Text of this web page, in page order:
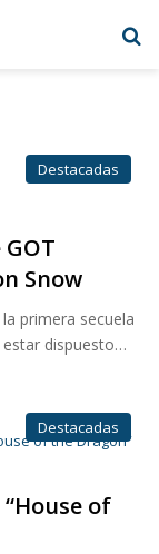
Destacadas
Snow
primera secuela
dispuesto…
Destacadas
of